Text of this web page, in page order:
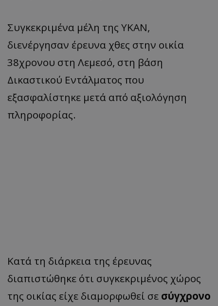
Συγκεκριμένα μέλη της YKAN,
διενέργησαν έρευνα χθες στην οικία
38χρονου στη Λεμεσό, στη βάση
Δικαστικού Εντάλματος που
εξασφαλίστηκε μετά από αξιολόγηση
πληροφορίας.
Κατά τη διάρκεια της έρευνας
διαπιστώθηκε ότι συγκεκριμένος χώρος
της οικίας είχε διαμορφωθεί σε σύγχρονο